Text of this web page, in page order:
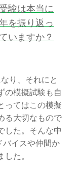
験は本当に
を振り返っ
いますか？
り、それにと
の模擬試験も自
ってはこの模擬
る大切なもので
した。そんな中
バイスや仲間か
た。